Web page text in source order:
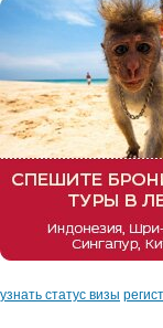
узнать статус визы